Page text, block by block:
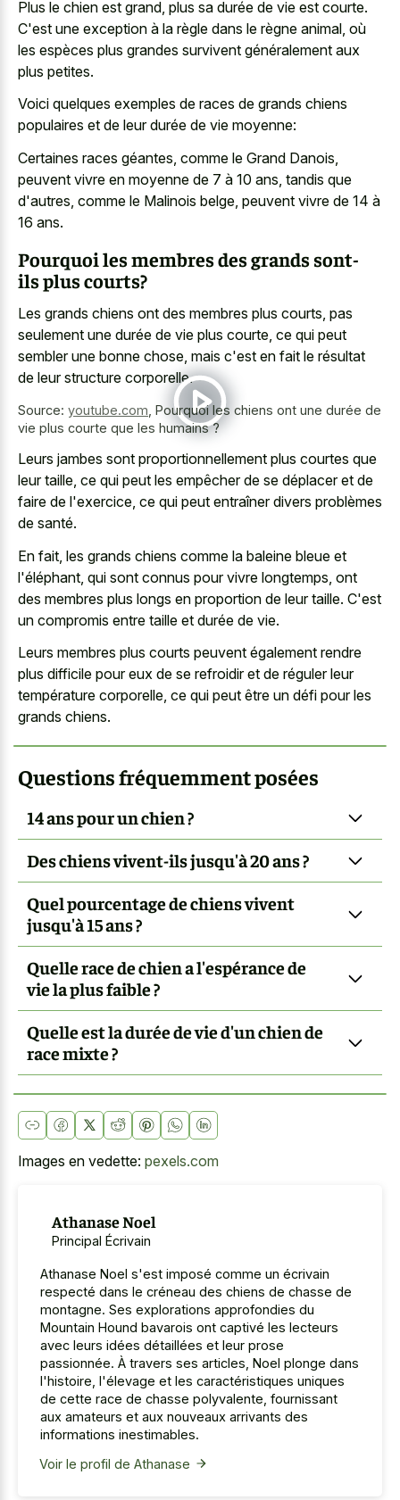
Plus le chien est grand, plus sa durée de vie est courte.
C'est une exception à la règle dans le règne animal, où
les espèces plus grandes survivent généralement aux
plus petites.
Voici quelques exemples de races de grands chiens
populaires et de leur durée de vie moyenne:
Certaines races géantes, comme le Grand Danois,
peuvent vivre en moyenne de 7 à 10 ans, tandis que
d'autres, comme le Malinois belge, peuvent vivre de 14 à
16 ans.
Pourquoi les membres des grands sont-
ils plus courts?
Les grands chiens ont des membres plus courts, pas
seulement une durée de vie plus courte, ce qui peut
sembler une bonne chose, mais c'est en fait le résultat
de leur structure corporelle.
Source: youtube.com Pourquoi les chiens ont une durée de
vie plus courte que les humains ?
Leurs jambes sont proportionnellement plus courtes que
leur taille, ce qui peut les empêcher de se déplacer et de
faire de l'exercice, ce qui peut entraîner divers problèmes
de santé.
En fait, les grands chiens comme la baleine bleue et
l'éléphant, qui sont connus pour vivre longtemps, ont
des membres plus longs en proportion de leur taille. C'est
un compromis entre taille et durée de vie.
Leurs membres plus courts peuvent également rendre
plus difficile pour eux de se refroidir et de réguler leur
température corporelle, ce qui peut être un défi pour les
grands chiens.
Questions fréquemment posées
14 ans pour un chien ?
Des chiens vivent-ils jusqu'à 20 ans ?
Quel pourcentage de chiens vivent
jusqu'à 15 ans ?
Quelle race de chien a l'espérance de
vie la plus faible ?
Quelle est la durée de vie d'un chien de
race mixte ?
Images en vedette: pexels.com
Athanase Noel
Principal Écrivain
Athanase Noel s'est imposé comme un écrivain
respecté dans le créneau des chiens de chasse de
montagne. Ses explorations approfondies du
Mountain Hound bavarois ont captivé les lecteurs
avec leurs idées détaillées et leur prose
passionnée. À travers ses articles, Noel plonge dans
l'histoire, l'élevage et les caractéristiques uniques
de cette race de chasse polyvalente, fournissant
aux amateurs et aux nouveaux arrivants des
informations inestimables.
Voir le profil de Athanase